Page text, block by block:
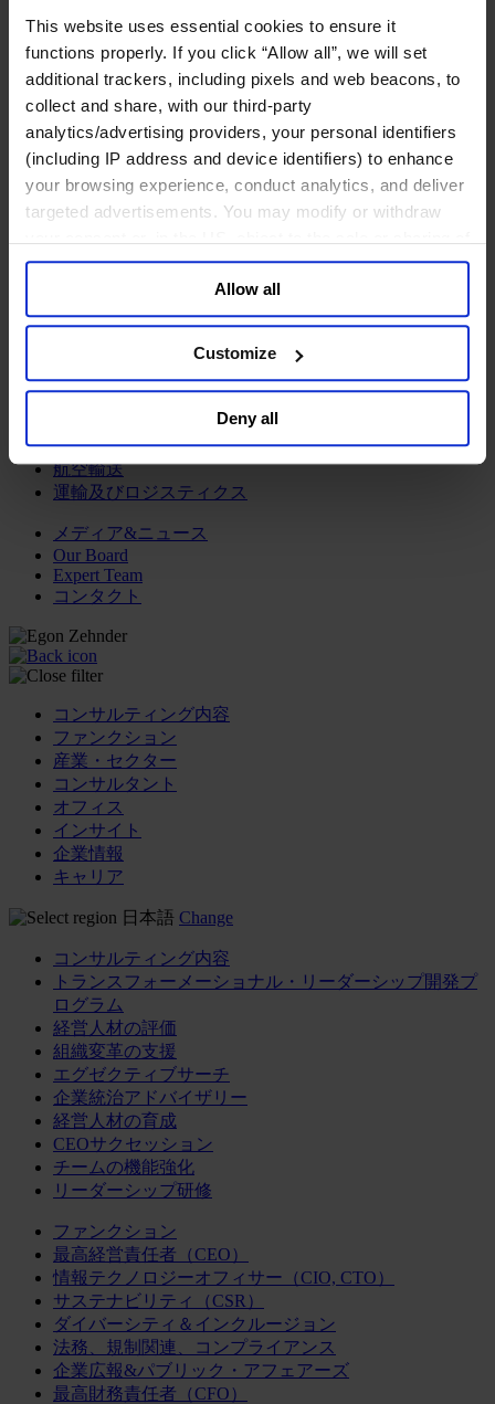
This website uses essential cookies to ensure it
functions properly. If you click “Allow all”, we will set
additional trackers, including pixels and web beacons, to
collect and share, with our third-party
analytics/advertising providers, your personal identifiers
(including IP address and device identifiers) to enhance
your browsing experience, conduct analytics, and deliver
targeted advertisements. You may modify or withdraw
your data for targeted advertising, by clicking “Do Not
Sell or Share My Personal Information” in the footer of
the website. You must opt-out of each device and each
browser. For additional information and retention terms
general collection and use of personal information see
Allow all
Customize
Deny all
金融サービス
アセットマネジメント
インフラ事業
ウェルスマネジメント
デジタル資産、暗号資産、Web3
プライベート・エクイティ
リスクマネジメント
保険
投資銀行及びマーケット
金融テクノロジー（フィンテック）
サービス
ビジネスサービス
プロフェッショナルサービス
ホスピタリティ、旅行・レジャー
不動産
航空輸送
運輸及びロジスティクス
メディア&ニュース
Our Board
Expert Team
コンタクト
コンサルティング内容
ファンクション
産業・セクター
コンサルタント
オフィス
インサイト
企業情報
キャリア
日本語 Change
コンサルティング内容
トランスフォーメーショナル・リーダーシップ開発プ
ログラム
経営人材の評価
組織変革の支援
エグゼクティブサーチ
企業統治アドバイザリー
経営人材の育成
CEOサクセッション
チームの機能強化
リーダーシップ研修
ファンクション
最高経営責任者（CEO）
情報テクノロジーオフィサー（CIO, CTO）
サステナビリティ（CSR）
ダイバーシティ＆インクルージョン
法務、規制関連、コンプライアンス
企業広報&パブリック・アフェアーズ
最高財務責任者（CFO）